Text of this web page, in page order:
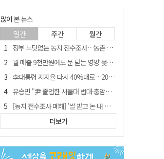
많이 본 뉴스
일간 주간 월간
정부 느닷없는 농지 전수조사…농촌 들쑤시는 '경자유전'의 칼날
월 매출 9천만원에도 문 닫는 영양 젖소농장… "일할 사람이 없어"
李대통령 지지율 다시 40%대로…20대는 18.8%p 급락
유승민 "尹 졸업한 서울대 법대·충암고도 없애야"…李 육사 통합 직격
[농지 전수조사 폐해] '쌀 받고 논 내 준' 도지농 이제 어쩌나?
[농지 전수조사 폐해] 농지값도 흔들리나…"도지 막히면 헐값 매물 나올 수도"
국민 51.9% "李 대통령 재판 재개 필요하다"
더보기